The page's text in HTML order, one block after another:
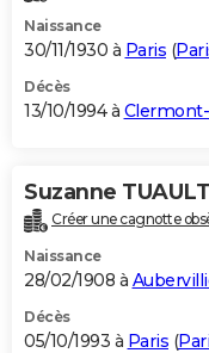
Naissance
30/11/1930 à Paris (
Décès
13/10/1994 à
Suzanne TUAULT
Créer une cagnotte
Naissance
28/02/1908 à
Décès
05/10/1993 à Paris (